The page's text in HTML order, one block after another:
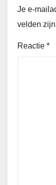
Je e-
velden
Reactie *